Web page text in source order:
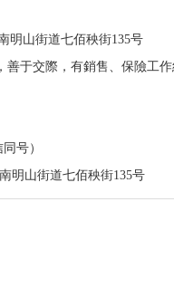
明山街道七佰秧街135号
善于交際，有銷售、保險工
号）
明山街道七佰秧街135号